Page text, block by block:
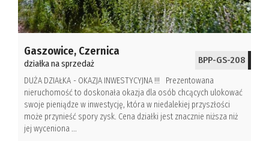
Gaszowice, Czernica
działka na sprzedaż BPP-GS-208
DUŻA DZIAŁKA - OKAZJA INWESTYCYJNA !!! Prezentowana
nieruchomość to doskonała okazja dla osób chcących ulokować
swoje pieniądze w inwestycję, która w niedalekiej przyszłości
może przynieść spory zysk. Cena działki jest znacznie niższa niż
jej wyceniona ...